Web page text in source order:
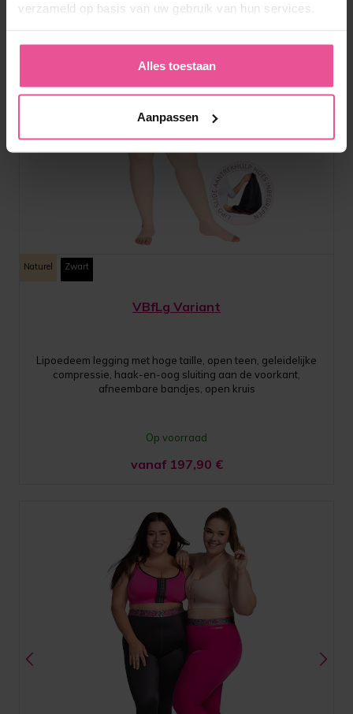
verzameld op basis van uw gebruik van hun services.
Alles toestaan
Aanpassen
Naturel Zwart
VBfLg Variant
Lipoedeem legging met hoge taille, open teen, geleidelijke
compressie, haak-en-oog sluiting aan de voorkant,
afneembare bandjes, open kruis
Op voorraad
vanaf 197,90 €